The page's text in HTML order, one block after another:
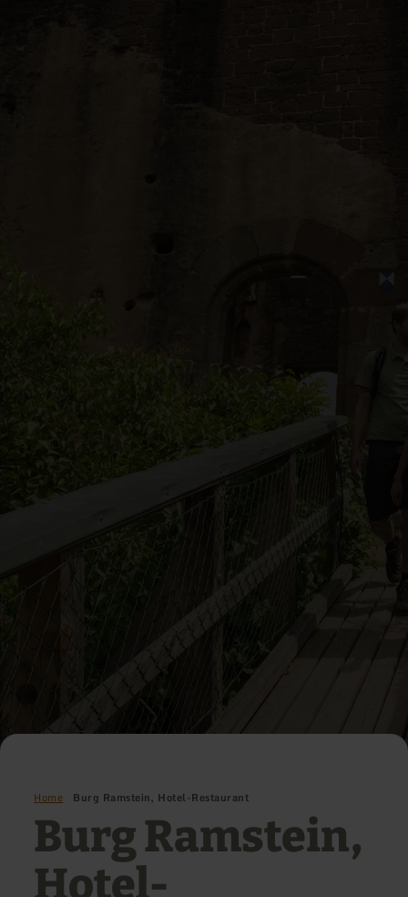
Home Burg Ramstein, Hotel-Restaurant
Burg Ramstein,
Hotel-